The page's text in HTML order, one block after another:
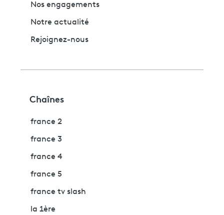
Nos engagements
Notre actualité
Rejoignez-nous
Chaînes
france 2
france 3
france 4
france 5
france tv slash
la 1ère